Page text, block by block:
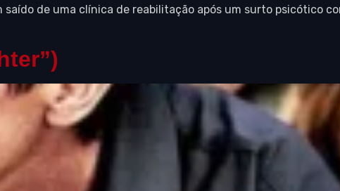
saído de uma clínica de reabilitação após um surto psicótico